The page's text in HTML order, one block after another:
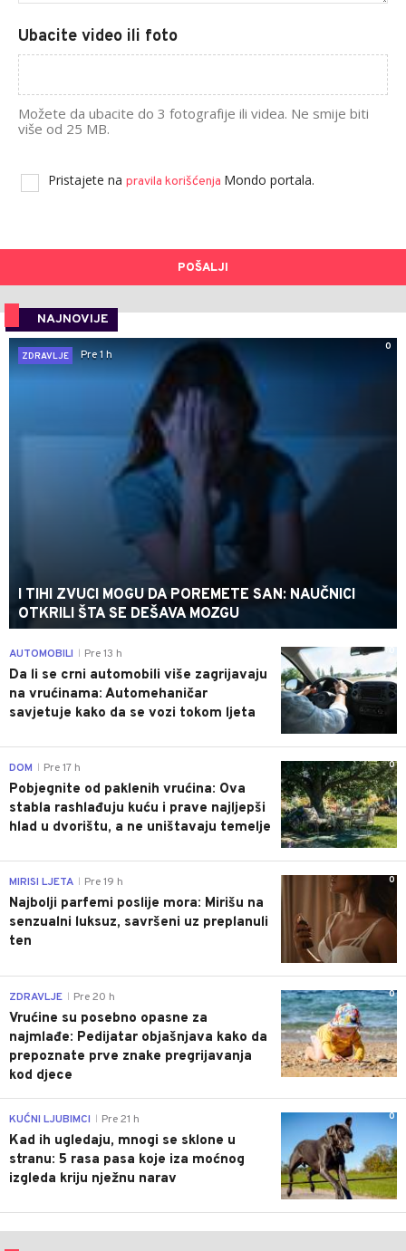
Ubacite video ili foto
Možete da ubacite do 3 fotografije ili videa. Ne smije biti
više od 25 MB.
Pristajete na pravila korišćenja Mondo portala.
POŠALJI
NAJNOVIJE
0
ZDRAVLJE
Pre 1 h
I TIHI ZVUCI MOGU DA POREMETE SAN: NAUČNICI
OTKRILI ŠTA SE DEŠAVA MOZGU
AUTOMOBILI Pre 13 h
Da li se crni automobili više zagrijavaju
na vrućinama: Automehaničar
savjetuje kako da se vozi tokom ljeta
0
DOM Pre 17 h
Pobjegnite od paklenih vrućina: Ova
stabla rashlađuju kuću i prave najljepši
hlad u dvorištu, a ne uništavaju temelje
0
MIRISI LJETA Pre 19 h
Najbolji parfemi poslije mora: Mirišu na
senzualni luksuz, savršeni uz preplanuli
ten
0
ZDRAVLJE Pre 20 h
Vrućine su posebno opasne za
najmlađe: Pedijatar objašnjava kako da
prepoznate prve znake pregrijavanja
kod djece
0
KUĆNI LJUBIMCI Pre 21 h
Kad ih ugledaju, mnogi se sklone u
stranu: 5 rasa pasa koje iza moćnog
izgleda kriju nježnu narav